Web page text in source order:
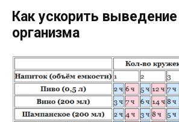
Как ускорить выведение
организма